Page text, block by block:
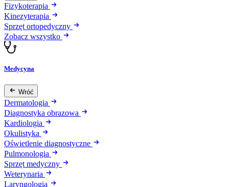
Fizykoterapia
Kinezyterapia
Sprzęt ortopedyczny
Zobacz wszystko
Medycyna
Wróć
Dermatologia
Diagnostyka obrazowa
Kardiologia
Okulistyka
Oświetlenie diagnostyczne
Pulmonologia
Sprzęt medyczny
Weterynaria
Laryngologia